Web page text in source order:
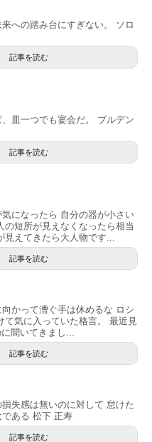
への踏み台にすぎない。 ソロ
記事を読む
皿一つでも宴会だ。 ブルデン
記事を読む
ったら 自分の器が小さい
の短所が見えなくなったら相当
見えてきたら大人物です...
記事を読む
かって漕ぐ手は休めるな ロシ
て気に入っていた格言。 最近見
聞いてきまし...
記事を読む
失感は無いのに対して 怠けた
ある 松下 正寿
記事を読む